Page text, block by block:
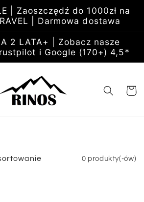
| Zaoszczędź do 1000zł na
| Darmowa dostawa
2 LATA+ | Zobacz nasze
i Google (170+) 4,5*
Koszyk
0 produkty(-ów)